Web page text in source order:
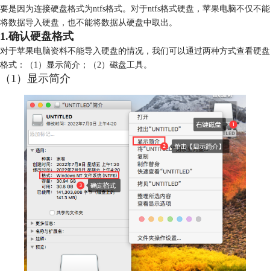
要是因为连接硬盘格式为ntfs格式。对于ntfs格式硬盘，苹果电脑不仅不能
将数据导入硬盘，也不能将数据从硬盘中取出。
1.确认硬盘格式
对于苹果电脑资料不能导入硬盘的情况，我们可以通过两种方式查看硬盘
格式：（1）显示简介；（2）磁盘工具。
（1）显示简介